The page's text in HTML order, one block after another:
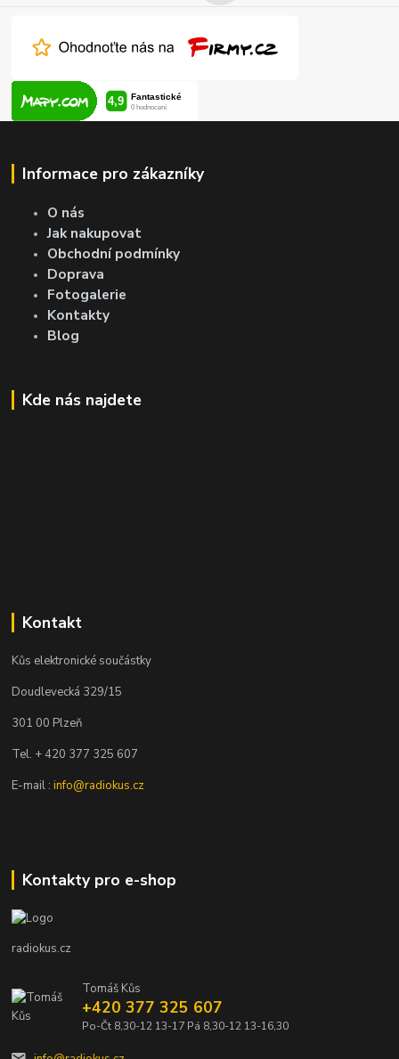
Informace pro zákazníky
O nás
Jak nakupovat
Obchodní podmínky
Doprava
Fotogalerie
Kontakty
Blog
Kde nás najdete
Kontakt
Kůs elektronické součástky
Doudlevecká 329/15
301 00 Plzeň
Tel. + 420 377 325 607
E-mail :info@radiokus.cz
Kontakty pro e-shop
radiokus.cz
Tomáš Kůs
+420 377 325 607
Po-Čt 8,30-12 13-17 Pá 8,30-12 13-16,30